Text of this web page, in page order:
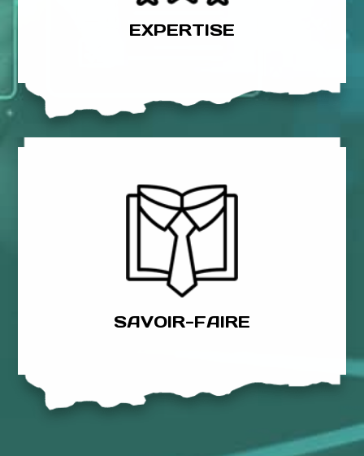
EXPERTISE
SAVOIR-FAIRE
SAVOIR-FAIRE
AACT PREV vous accompagne dans vos démarches
d’amélioration des conditions de travail en construisant
une collaboration sur mesure avec vous.